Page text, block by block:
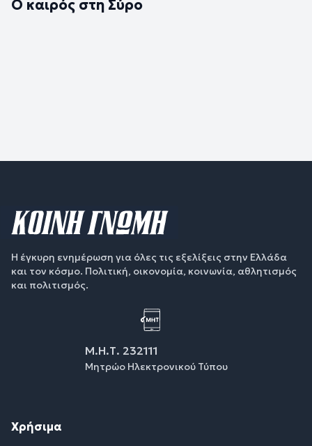
Ο καιρός στη Σύρο
Η έγκυρη ενημέρωση για όλες τις εξελίξεις στην Ελλάδα
και τον κόσμο. Πολιτική, οικονομία, κοινωνία, αθλητισμός
και πολιτισμός.
Μ.Η.Τ. 232111
Μητρώο Ηλεκτρονικού Τύπου
Χρήσιμα